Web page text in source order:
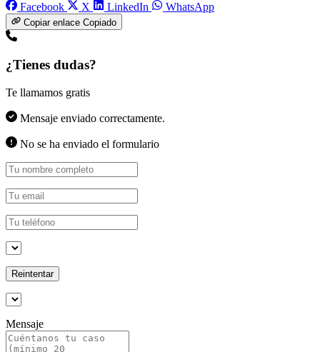
Facebook
X LinkedIn WhatsApp
Copiar enlace Copiado
¿Tienes dudas?
Te llamamos gratis
Mensaje enviado correctamente.
No se ha enviado el formulario
Reintentar
Mensaje